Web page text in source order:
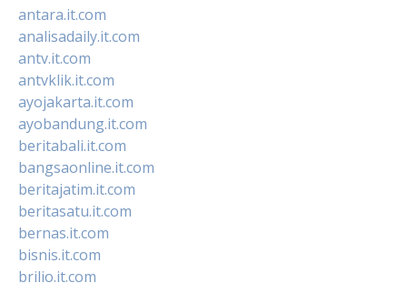
antara.it.com
analisadaily.it.com
antv.it.com
antvklik.it.com
ayojakarta.it.com
ayobandung.it.com
beritabali.it.com
bangsaonline.it.com
beritajatim.it.com
beritasatu.it.com
bernas.it.com
bisnis.it.com
brilio.it.com